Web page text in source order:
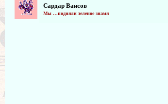
Сардар Ваисов
Мы …подняли зеленое знамя